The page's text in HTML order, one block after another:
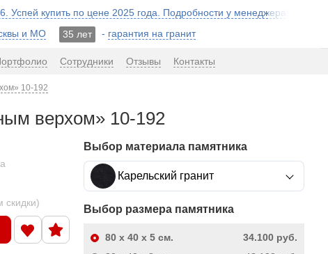
Успей купить по цене 2025 года. Подробности у менеджера!
и МО 35 лет - гарантия на гранит
Сотрудники Отзывы Контакты
10-192
верхом» 10-192
скидки)
Выбор материала памятника
Карельский гранит
Выбор размера памятника
34.100 руб.
80 x 40 x 5см.